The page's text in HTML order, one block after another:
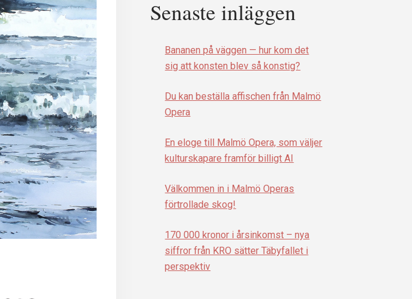
Senaste inläggen
Bananen på väggen — hur kom det
sig att konsten blev så konstig?
Du kan beställa affischen från Malmö
Opera
En eloge till Malmö Opera, som väljer
kulturskapare framför billigt AI
Välkommen in i Malmö Operas
förtrollade skog!
170 000 kronor i årsinkomst – nya
siffror från KRO sätter Täbyfallet i
perspektiv